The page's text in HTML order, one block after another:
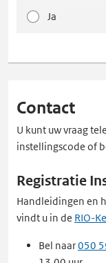
Ja
Contact
U kunt uw vraag
instellingscode of
Registratie
Handleidingen en
vindt u in de RIO-
Bel naar050